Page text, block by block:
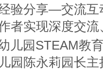
验分享—交流
者实现深度交
儿园STEAM教
园陈永莉园长